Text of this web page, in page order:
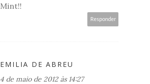
Mint!!
Responder
EMILIA DE ABREU
4 de maio de 2012 às 14:27